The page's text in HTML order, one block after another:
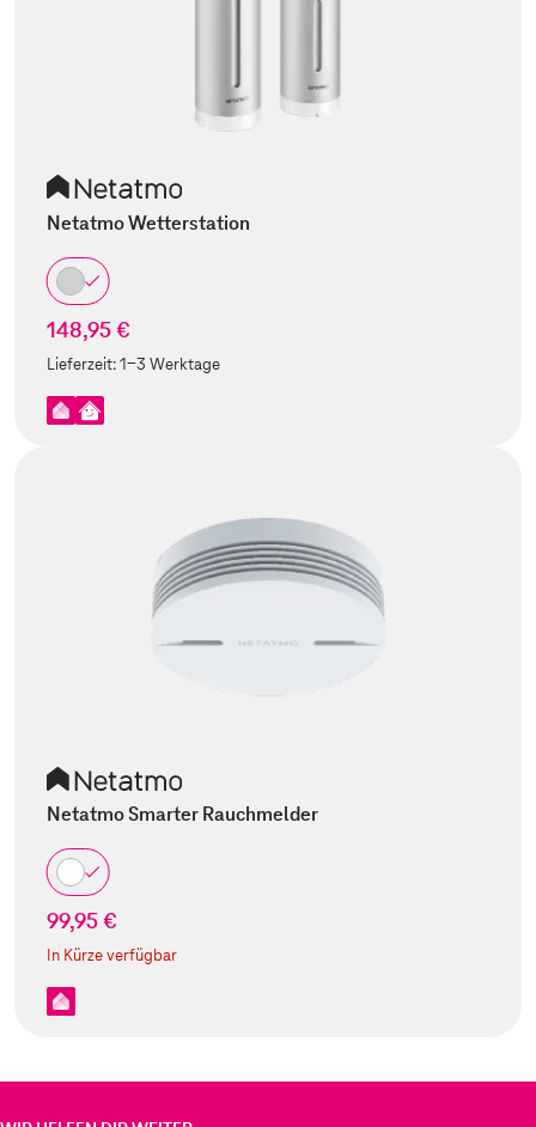
Netatmo Wetterstation
148,95 €
Lieferzeit:1-3 Werktage
Netatmo Smarter Rauchmelder
99,95 €
In Kürze verfügbar